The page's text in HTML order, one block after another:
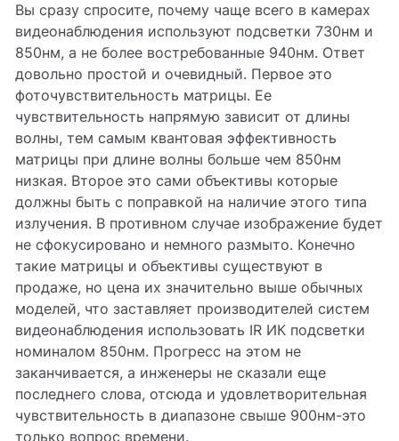
Вы сразу спросите, почему чаще всего в камерах
видеонаблюдения используют подсветки 730нм и
850нм, а не более востребованные 940нм. Ответ
довольно простой и очевидный. Первое это
фоточувствительность матрицы. Ее
чувствительность напрямую зависит от длины
волны, тем самым квантовая эффективность
матрицы при длине волны больше чем 850нм
низкая. Второе это сами объективы которые
должны быть с поправкой на наличие этого типа
излучения. В противном случае изображение будет
не сфокусировано и немного размыто. Конечно
такие матрицы и объективы существуют в
продаже, но цена их значительно выше обычных
моделей, что заставляет производителей систем
видеонаблюдения использовать IR ИК подсветки
номиналом 850нм. Прогресс на этом не
заканчивается, а инженеры не сказали еще
последнего слова, отсюда и удовлетворительная
чувствительность в диапазоне свыше 900нм-это
только вопрос времени.